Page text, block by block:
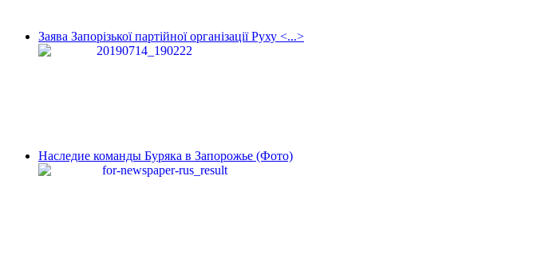
Заява Запорізької партійної організації Руху <...>
Наследие команды Буряка в Запорожье (Фото)